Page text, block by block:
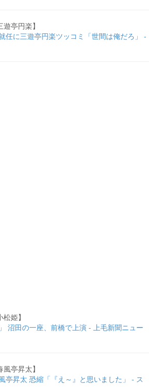
亭円楽】
任に三遊亭円楽ツッコミ「世間は俺だろ」 -
姫】
沼田の一座、前橋で上演 - 上毛新聞ニュー
亭昇太】
亭昇太 恐縮「『え～』と思いました」 - ス